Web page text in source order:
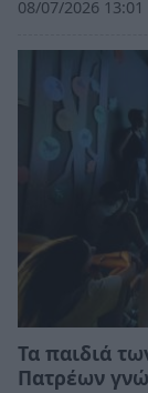
08/07/2026 13:01
Τα παιδιά
Πατρέων